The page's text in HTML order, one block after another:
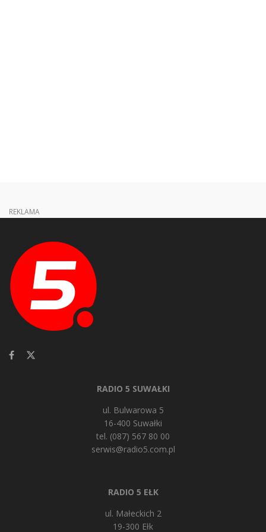
REKLAMA
RADIO 5 SUWAŁKI
ul. Bulwarowa 5
16-400 Suwałki
tel. (087) 567 80 00
serwis@radio5.com.pl
RADIO 5 EŁK
ul. Małeckich 2
19-300 Ełk